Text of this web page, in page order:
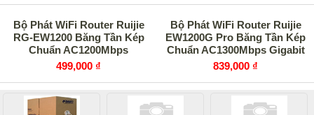
Bộ Phát WiFi Router Ruijie
RG-EW1200 Băng Tần Kép
Chuẩn AC1200Mbps
499,000 ₫
Bộ Phát WiFi Router Ruijie
EW1200G Pro Băng Tần Kép
Chuẩn AC1300Mbps Gigabit
839,000 ₫